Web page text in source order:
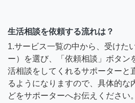
生活相談を依頼する流れは？
1.サービス一覧の中から、受けた
ー）を選び、「依頼相談」ボタン
活相談をしてくれるサポーターと
るようになりますので、具体的な
どをサポーターへお伝えください